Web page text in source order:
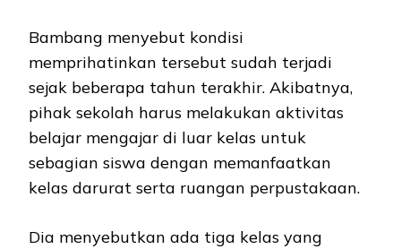
Bambang menyebut kondisi
memprihatinkan tersebut sudah terjadi
sejak beberapa tahun terakhir. Akibatnya,
pihak sekolah harus melakukan aktivitas
belajar mengajar di luar kelas untuk
sebagian siswa dengan memanfaatkan
kelas darurat serta ruangan perpustakaan.
Dia menyebutkan ada tiga kelas yang